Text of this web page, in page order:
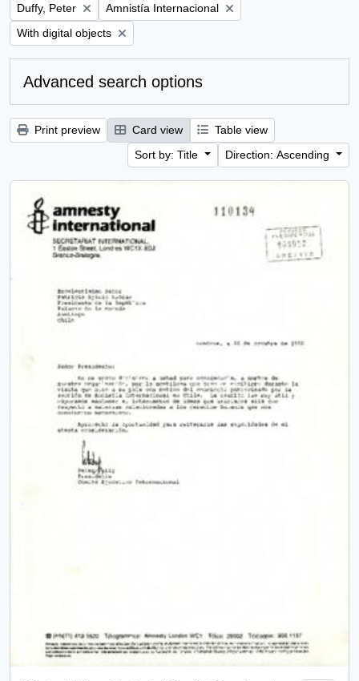
Remove filter:
Duffy, Peter Remove filter:
Amnistía Internacional
Remove filter:
With digital objects
Advanced search options
Print preview Card view
Table view
Sort by: Title
Direction: Ascending